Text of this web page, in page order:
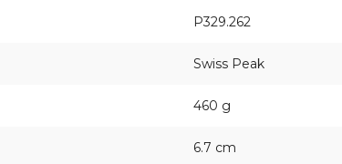
P329.262
Swiss Peak
460 g
6.7 cm